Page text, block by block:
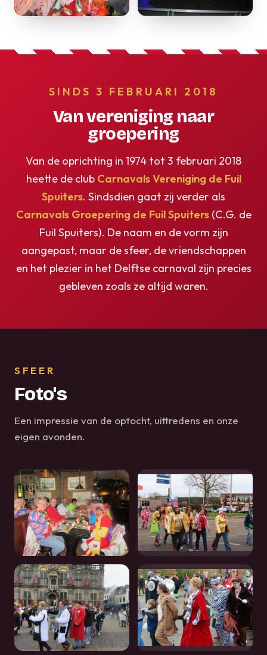
SINDS 3 FEBRUARI 2018
Van vereniging naar
groepering
Van de oprichting in 1974 tot 3 februari 2018
heette de club Carnavals Vereniging de Fuil
Spuiters. Sindsdien gaat zij verder als
Carnavals Groepering de Fuil Spuiters(C.G. de
Fuil Spuiters). De naam en de vorm zijn
aangepast, maar de sfeer, de vriendschappen
en het plezier in het Delftse carnaval zijn precies
gebleven zoals ze altijd waren.
SFEER
Foto's
Een impressie van de optocht, uittredens en onze
eigen avonden.